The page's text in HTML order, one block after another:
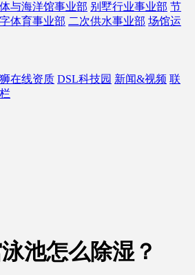
与海洋馆事业部 别墅行业事业部 节
体育事业部 二次供水事业部 场馆运
在线资质 DSL科技园 新闻&视频 联
池怎么除湿？